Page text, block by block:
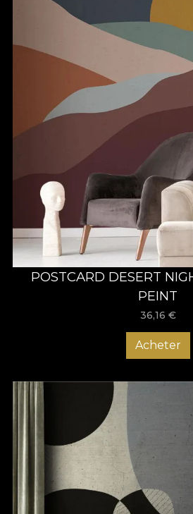
POSTCARD DESERT
PEINT
36,16 €
Acheter